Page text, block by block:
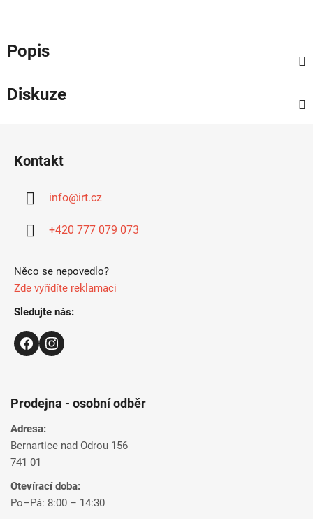
Popis
Diskuze
Kontakt
info@irt.cz
+420 777 079 073
Něco se nepovedlo?
Zde vyřídíte reklamaci
Sledujte nás:
Prodejna - osobní odběr
Adresa:
Bernartice nad Odrou 156
741 01
Otevírací doba:
Po–Pá: 8:00 – 14:30